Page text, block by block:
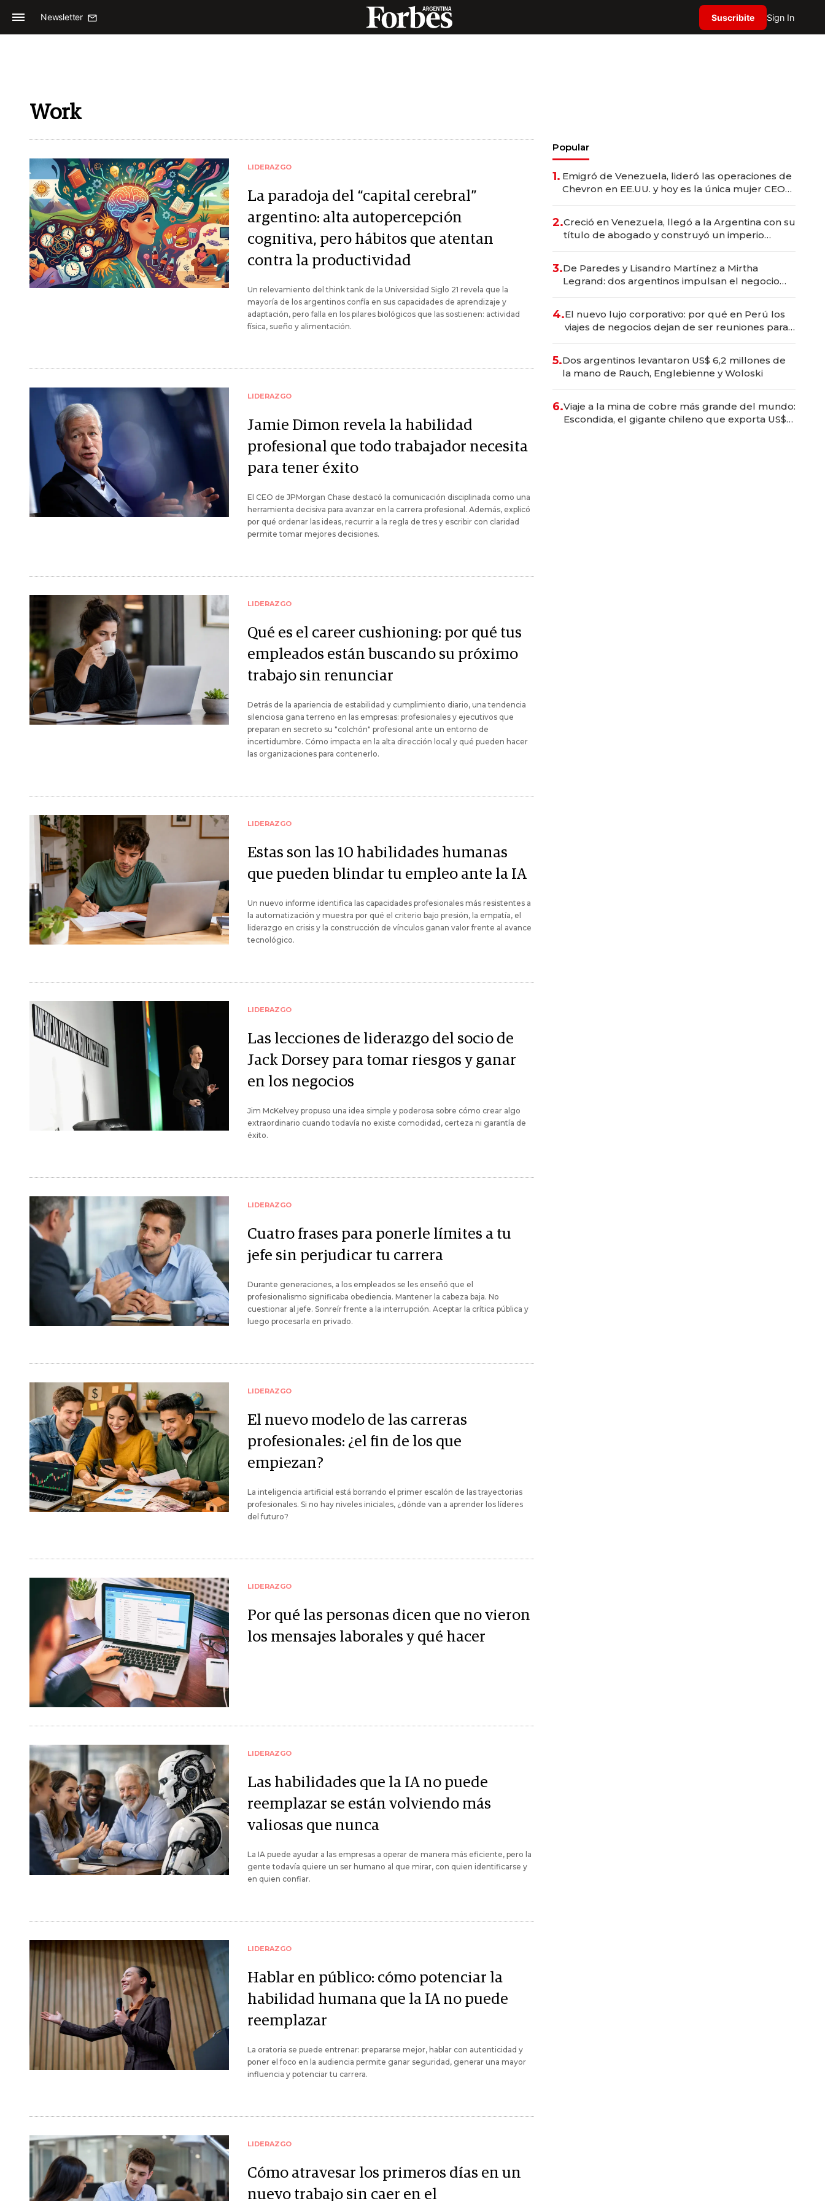
Newsletter Suscribite Sign In
Work
LIDERAZGO
La paradoja del “capital cerebral”
argentino: alta autopercepción
cognitiva, pero hábitos que atentan
contra la productividad
Un relevamiento del think tank de la Universidad Siglo 21 revela que la
mayoría de los argentinos confía en sus capacidades de aprendizaje y
adaptación, pero falla en los pilares biológicos que las sostienen: actividad
física, sueño y alimentación.
LIDERAZGO
Jamie Dimon revela la habilidad
profesional que todo trabajador necesita
para tener éxito
El CEO de JPMorgan Chase destacó la comunicación disciplinada como una
herramienta decisiva para avanzar en la carrera profesional. Además, explicó
por qué ordenar las ideas, recurrir a la regla de tres y escribir con claridad
permite tomar mejores decisiones.
LIDERAZGO
Qué es el career cushioning: por qué tus
empleados están buscando su próximo
trabajo sin renunciar
Detrás de la apariencia de estabilidad y cumplimiento diario, una tendencia
silenciosa gana terreno en las empresas: profesionales y ejecutivos que
preparan en secreto su "colchón" profesional ante un entorno de
incertidumbre. Cómo impacta en la alta dirección local y qué pueden hacer
las organizaciones para contenerlo.
LIDERAZGO
Estas son las 10 habilidades humanas
que pueden blindar tu empleo ante la IA
Un nuevo informe identifica las capacidades profesionales más resistentes a
la automatización y muestra por qué el criterio bajo presión, la empatía, el
liderazgo en crisis y la construcción de vínculos ganan valor frente al avance
tecnológico.
LIDERAZGO
Las lecciones de liderazgo del socio de
Jack Dorsey para tomar riesgos y ganar
en los negocios
Jim McKelvey propuso una idea simple y poderosa sobre cómo crear algo
extraordinario cuando todavía no existe comodidad, certeza ni garantía de
éxito.
LIDERAZGO
Cuatro frases para ponerle límites a tu
jefe sin perjudicar tu carrera
Durante generaciones, a los empleados se les enseñó que el
profesionalismo significaba obediencia. Mantener la cabeza baja. No
cuestionar al jefe. Sonreír frente a la interrupción. Aceptar la crítica pública y
luego procesarla en privado.
LIDERAZGO
El nuevo modelo de las carreras
profesionales: ¿el fin de los que
empiezan?
La inteligencia artificial está borrando el primer escalón de las trayectorias
profesionales. Si no hay niveles iniciales, ¿dónde van a aprender los líderes
del futuro?
LIDERAZGO
Por qué las personas dicen que no vieron
los mensajes laborales y qué hacer
LIDERAZGO
Las habilidades que la IA no puede
reemplazar se están volviendo más
valiosas que nunca
La IA puede ayudar a las empresas a operar de manera más eficiente, pero la
gente todavía quiere un ser humano al que mirar, con quien identificarse y
en quien confiar.
LIDERAZGO
Hablar en público: cómo potenciar la
habilidad humana que la IA no puede
reemplazar
La oratoria se puede entrenar: prepararse mejor, hablar con autenticidad y
poner el foco en la audiencia permite ganar seguridad, generar una mayor
influencia y potenciar tu carrera.
LIDERAZGO
Cómo atravesar los primeros días en un
nuevo trabajo sin caer en el
Popular
1. Emigró de Venezuela, lideró las operaciones de
Chevron en EE.UU. y hoy es la única mujer CEO
2.Creció en Venezuela, llegó a la Argentina con su
título de abogado y construyó un imperio
3.De Paredes y Lisandro Martínez a Mirtha
Legrand: dos argentinos impulsan el negocio
4.El nuevo lujo corporativo: por qué en Perú los
viajes de negocios dejan de ser reuniones para
5.Dos argentinos levantaron US$ 6,2 millones de
la mano de Rauch, Englebienne y Woloski
6.Viaje a la mina de cobre más grande del mundo:
Escondida, el gigante chileno que exporta US$